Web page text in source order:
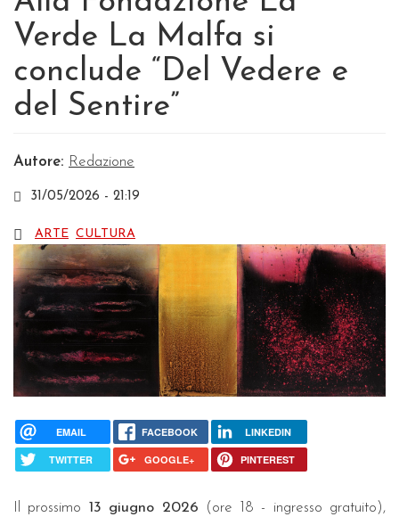
Verde La Malfa si
conclude “Del Vedere e
del Sentire”
Autore: Redazione
31/05/2026 - 21:19
ARTE CULTURA
EMAIL FACEBOOK LINKEDIN
TWITTER GOOGLE+ PINTEREST
Il prossimo 13 giugno 2026 (ore 18 - ingresso gratuito),